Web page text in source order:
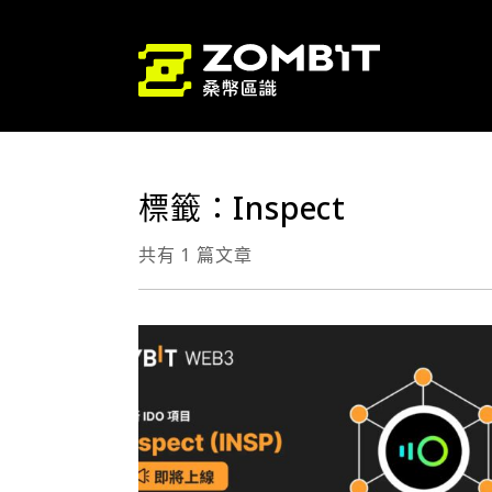
標籤：Inspect
共有 1 篇文章